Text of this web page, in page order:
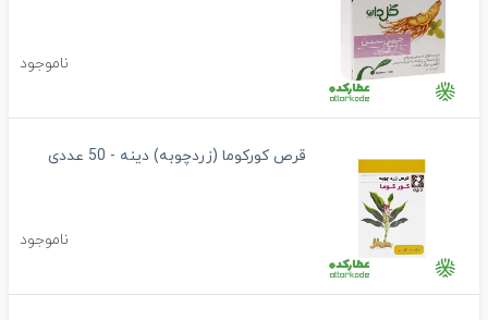
ناموجود
قرص کورکوما (زردچوبه) دینه - 50 عددی
ناموجود